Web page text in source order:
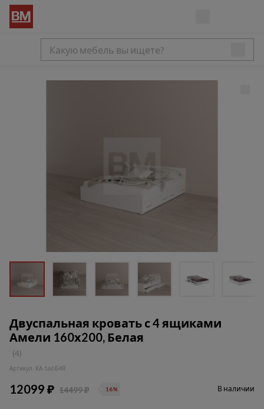
Двуспальная кровать с 4 ящиками
Амели 160х200, Белая
(4)
Артикул: КА-160Б4Я
12099 ₽ 14499 ₽ 16% В наличии